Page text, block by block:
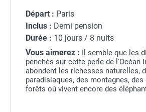
Départ : Paris
Inclus : Demi pension
Durée : 10 jours / 8 nuits
Vous aimerez :
Il semble que les
penchés sur cette perle de l'Océan
abondent les richesses naturelles,
paradisiaques, des montagnes, des
forêts où vivent encore des